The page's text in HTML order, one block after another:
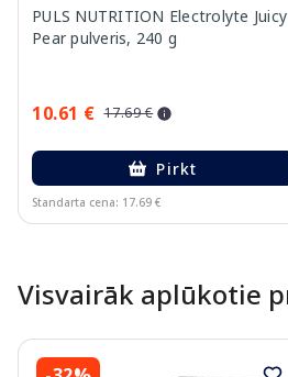
PULS NUTRITION Electrolyte Juicy
Pear pulveris, 240 g
10.61 € 17.69 €
Pirkt
Standarta cena: 17.69 €
Visvairāk aplūkotie